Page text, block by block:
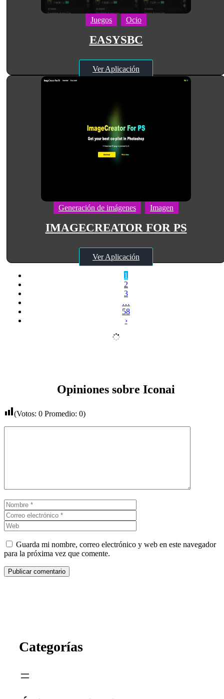
Juegos Ocio
EASYSBC
Ver Aplicación
Generación de imágenes Imagen
IMAGECREATOR FOR PS
Ver Aplicación
1
2
3
…
58
›
Opiniones sobre Iconai
(Votos: 0 Promedio: 0)
Nombre
electrónico
Guarda mi nombre, correo electrónico y web en este navegador
para la próxima vez que comente.
Categorías